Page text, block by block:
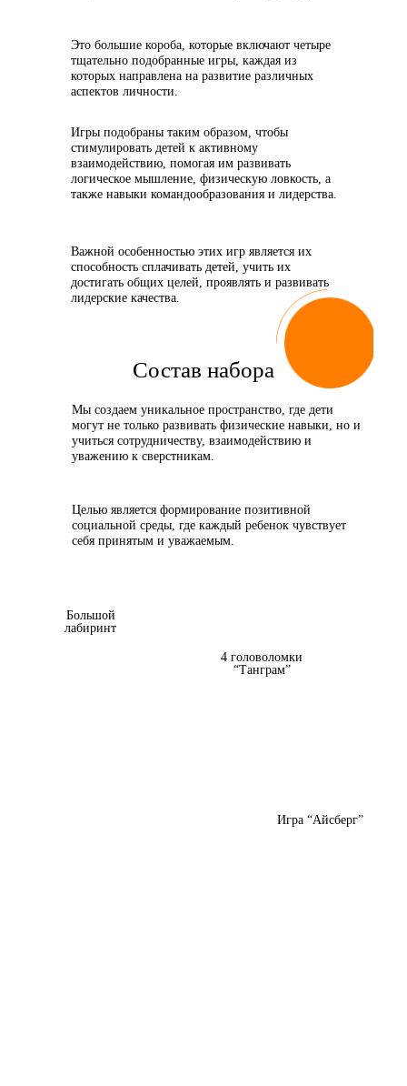
Это большие короба, которые включают четыре
тщательно подобранные игры, каждая из
которых направлена на развитие различных
аспектов личности.
Игры подобраны таким образом, чтобы
стимулировать детей к активному
взаимодействию, помогая им развивать
логическое мышление, физическую ловкость, а
также навыки командообразования и лидерства.
Важной особенностью этих игр является их
способность сплачивать детей, учить их
достигать общих целей, проявлять и развивать
лидерские качества.
Состав набора
Мы создаем уникальное пространство, где дети
могут не только развивать физические навыки, но и
учиться сотрудничеству, взаимодействию и
уважению к сверстникам.
Целью является формирование позитивной
социальной среды, где каждый ребенок чувствует
себя принятым и уважаемым.
Большой
лабиринт
4 головоломки
“Танграм”
Игра “Айсберг”